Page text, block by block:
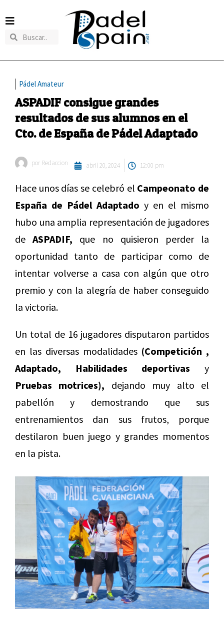
Pádel Amateur
ASPADIF consigue grandes
resultados de sus alumnos en el
Cto. de España de Pádel Adaptado
por Redaccion abril 20, 2024 12:00 pm
Hace unos días se celebró el Campeonato de
España de Pádel Adaptado y en el mismo
hubo una amplia representación de jugadores
deASPADIF, que no quisieron perder la
oportunidad tanto de participar como de
intentar volverse a casa con algún que otro
premio y con la alegría de haber conseguido
la victoria.
Un total de 16 jugadores disputaron partidos
en las diversas modalidades (Competición ,
Adaptado, Habilidades deportivas y
Pruebas motrices), dejando muy alto el
pabellón y demostrando que sus
entrenamientos dan sus frutos, porque
destilaron buen juego y grandes momentos
en la pista.